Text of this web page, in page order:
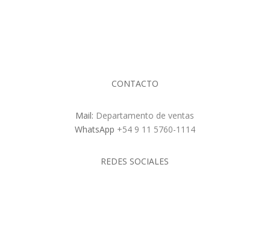
CONTACTO
Mail: Departamento de ventas
WhatsApp +54 9 11 5760-1114
REDES SOCIALES